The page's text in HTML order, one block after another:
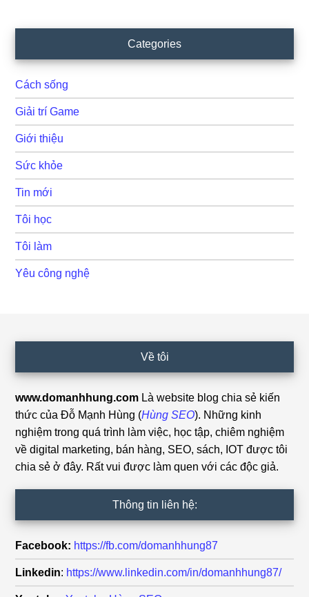
Categories
Cách sống
Giải trí Game
Giới thiệu
Sức khỏe
Tin mới
Tôi học
Tôi làm
Yêu công nghệ
Về tôi
www.domanhhung.com Là website blog chia sẻ kiến
thức của Đỗ Mạnh Hùng (Hùng SEO). Những kinh
nghiệm trong quá trình làm việc, học tập, chiêm nghiệm
về digital marketing, bán hàng, SEO, sách, IOT được tôi
chia sẻ ở đây. Rất vui được làm quen với các độc giả.
Thông tin liên hệ:
Facebook: https://fb.com/domanhhung87
Linkedin: https://www.linkedin.com/in/domanhhung87/